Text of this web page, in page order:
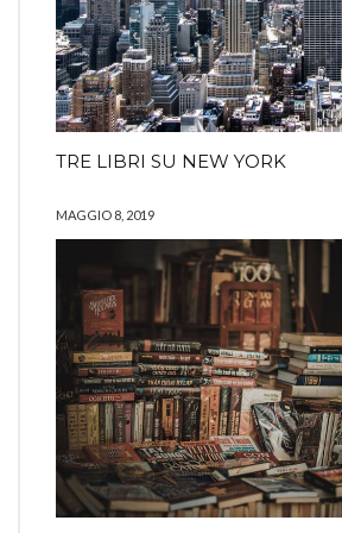
TRE LIBRI SU NEW YORK
MAGGIO 8, 2019